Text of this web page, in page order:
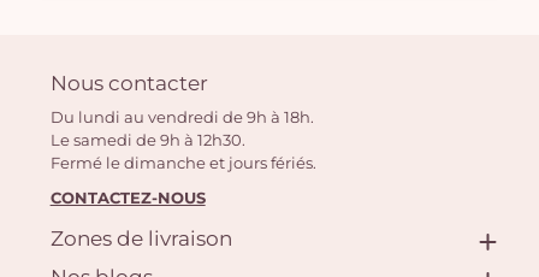
Nous contacter
Du lundi au vendredi de 9h à 18h.
Le samedi de 9h à 12h30.
Fermé le dimanche et jours fériés.
CONTACTEZ-NOUS
Zones de livraison